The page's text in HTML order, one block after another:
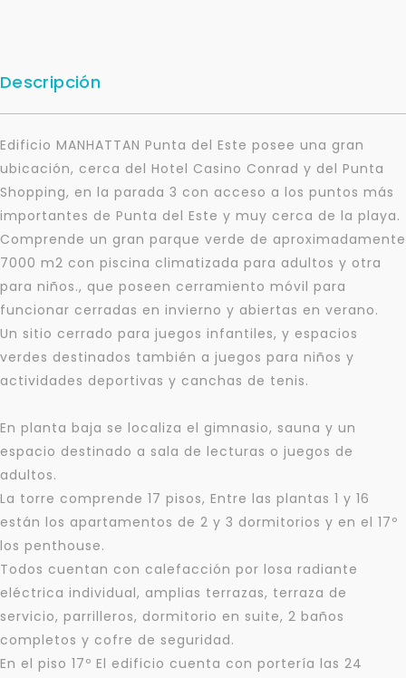
Descripción
Edificio MANHATTAN Punta del Este posee una gran
ubicación, cerca del Hotel Casino Conrad y del Punta
Shopping, en la parada 3 con acceso a los puntos más
importantes de Punta del Este y muy cerca de la playa.
Comprende un gran parque verde de aproximadamente
7000 m2 con piscina climatizada para adultos y otra
para niños., que poseen cerramiento móvil para
funcionar cerradas en invierno y abiertas en verano.
Un sitio cerrado para juegos infantiles, y espacios
verdes destinados también a juegos para niños y
actividades deportivas y canchas de tenis.
En planta baja se localiza el gimnasio, sauna y un
espacio destinado a sala de lecturas o juegos de
adultos.
La torre comprende 17 pisos, Entre las plantas 1 y 16
están los apartamentos de 2 y 3 dormitorios y en el 17º
los penthouse.
Todos cuentan con calefacción por losa radiante
eléctrica individual, amplias terrazas, terraza de
servicio, parrilleros, dormitorio en suite, 2 baños
completos y cofre de seguridad.
En el piso 17º El edificio cuenta con portería las 24